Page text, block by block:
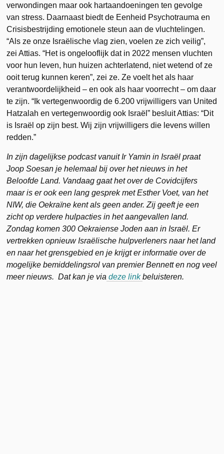
verwondingen maar ook hartaandoeningen ten gevolge
van stress. Daarnaast biedt de Eenheid Psychotrauma en
Crisisbestrijding emotionele steun aan de vluchtelingen.
“Als ze onze Israëlische vlag zien, voelen ze zich veilig”,
zei Attias. “Het is ongelooflijk dat in 2022 mensen vluchten
voor hun leven, hun huizen achterlatend, niet wetend of ze
ooit terug kunnen keren”, zei ze. Ze voelt het als haar
verantwoordelijkheid – en ook als haar voorrecht – om daar
te zijn. “Ik vertegenwoordig de 6.200 vrijwilligers van United
Hatzalah en vertegenwoordig ook Israël” besluit Attias: “Dit
is Israël op zijn best. Wij zijn vrijwilligers die levens willen
redden.”
In zijn dagelijkse podcast vanuit Ir Yamin in Israël praat
Joop Soesan je helemaal bij over het nieuws in het
Beloofde Land. Vandaag gaat het over de Covidcijfers
maar is er ook een lang gesprek met Esther Voet, van het
NIW, die Oekraïne kent als geen ander. Zij geeft je een
zicht op verdere hulpacties in het aangevallen land.
Zondag komen 300 Oekraiense Joden aan in Israël. Er
vertrekken opnieuw Israëlische hulpverleners naar het land
en naar het grensgebied en je krijgt er informatie over de
mogelijke bemiddelingsrol van premier Bennett en nog veel
meer nieuws. Dat kan je via deze linkbeluisteren.